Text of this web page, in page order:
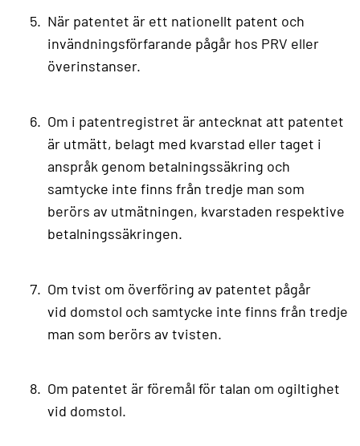
När patentet är ett nationellt patent och
invändningsförfarande pågår hos PRV eller
överinstanser.
Om i patentregistret är antecknat att patentet
är utmätt, belagt med kvarstad eller taget i
anspråk genom betalningssäkring och
samtycke inte finns från tredje man som
berörs av utmätningen, kvarstaden respektive
betalningssäkringen.
Om tvist om överföring av patentet pågår
vid domstol och samtycke inte finns från tredje
man som berörs av tvisten.
Om patentet är föremål för talan om ogiltighet
vid domstol.